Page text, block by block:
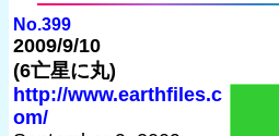
No.399
2009/9/10
(6亡星に丸)
http://www.earthfiles.c
om/